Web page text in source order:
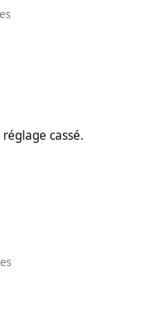
réglage cassé.